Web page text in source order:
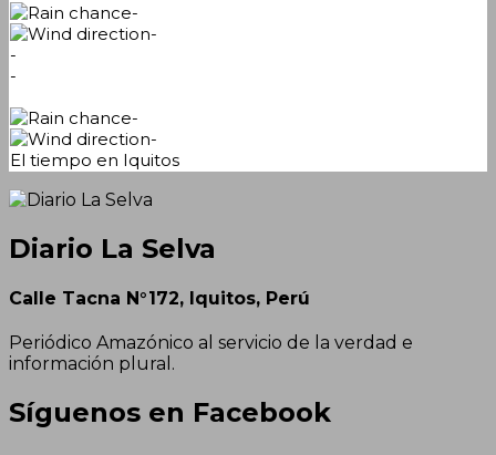
-
-
-
-
-
-
El tiempo en Iquitos
Diario La Selva
Calle Tacna N°172, Iquitos, Perú
Periódico Amazónico al servicio de la verdad e
información plural.
Síguenos en Facebook